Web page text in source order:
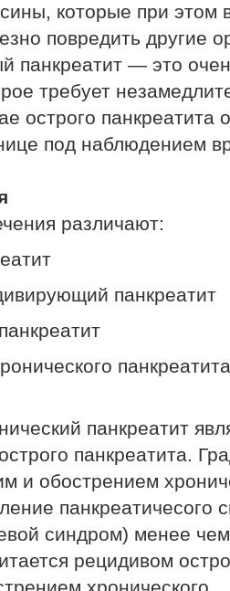
которые при этом
повредить другие
панкреатит — это
требует
острого панкреатита
под наблюдением
различают:
панкреатит
панкреатита
панкреатит
панкреатита.
и обострением
панкреатичесого
синдром) менее
рецидивом